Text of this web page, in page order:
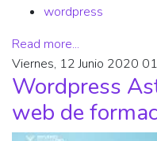
wordpress
Read more...
Viernes, 12 Junio 2020
Wordpress
web de